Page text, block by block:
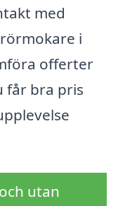
med
i
offerter
får bra pris
utan